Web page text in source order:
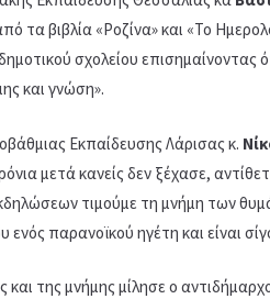
βιβλία «Ροζίνα» και «Το
σχολείου
και γνώση».
Εκπαίδευσης Λάρισας κ.
μετά κανείς δεν ξέχασε,
τιμούμε τη μνήμη των
παρανοϊκού ηγέτη και είναι
και της μνήμης μίλησε ο